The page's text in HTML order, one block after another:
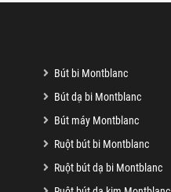
Bút bi Montblanc
Bút dạ bi Montblanc
Bút máy Montblanc
Ruột bút bi Montblanc
Ruột bút dạ bi Montblanc